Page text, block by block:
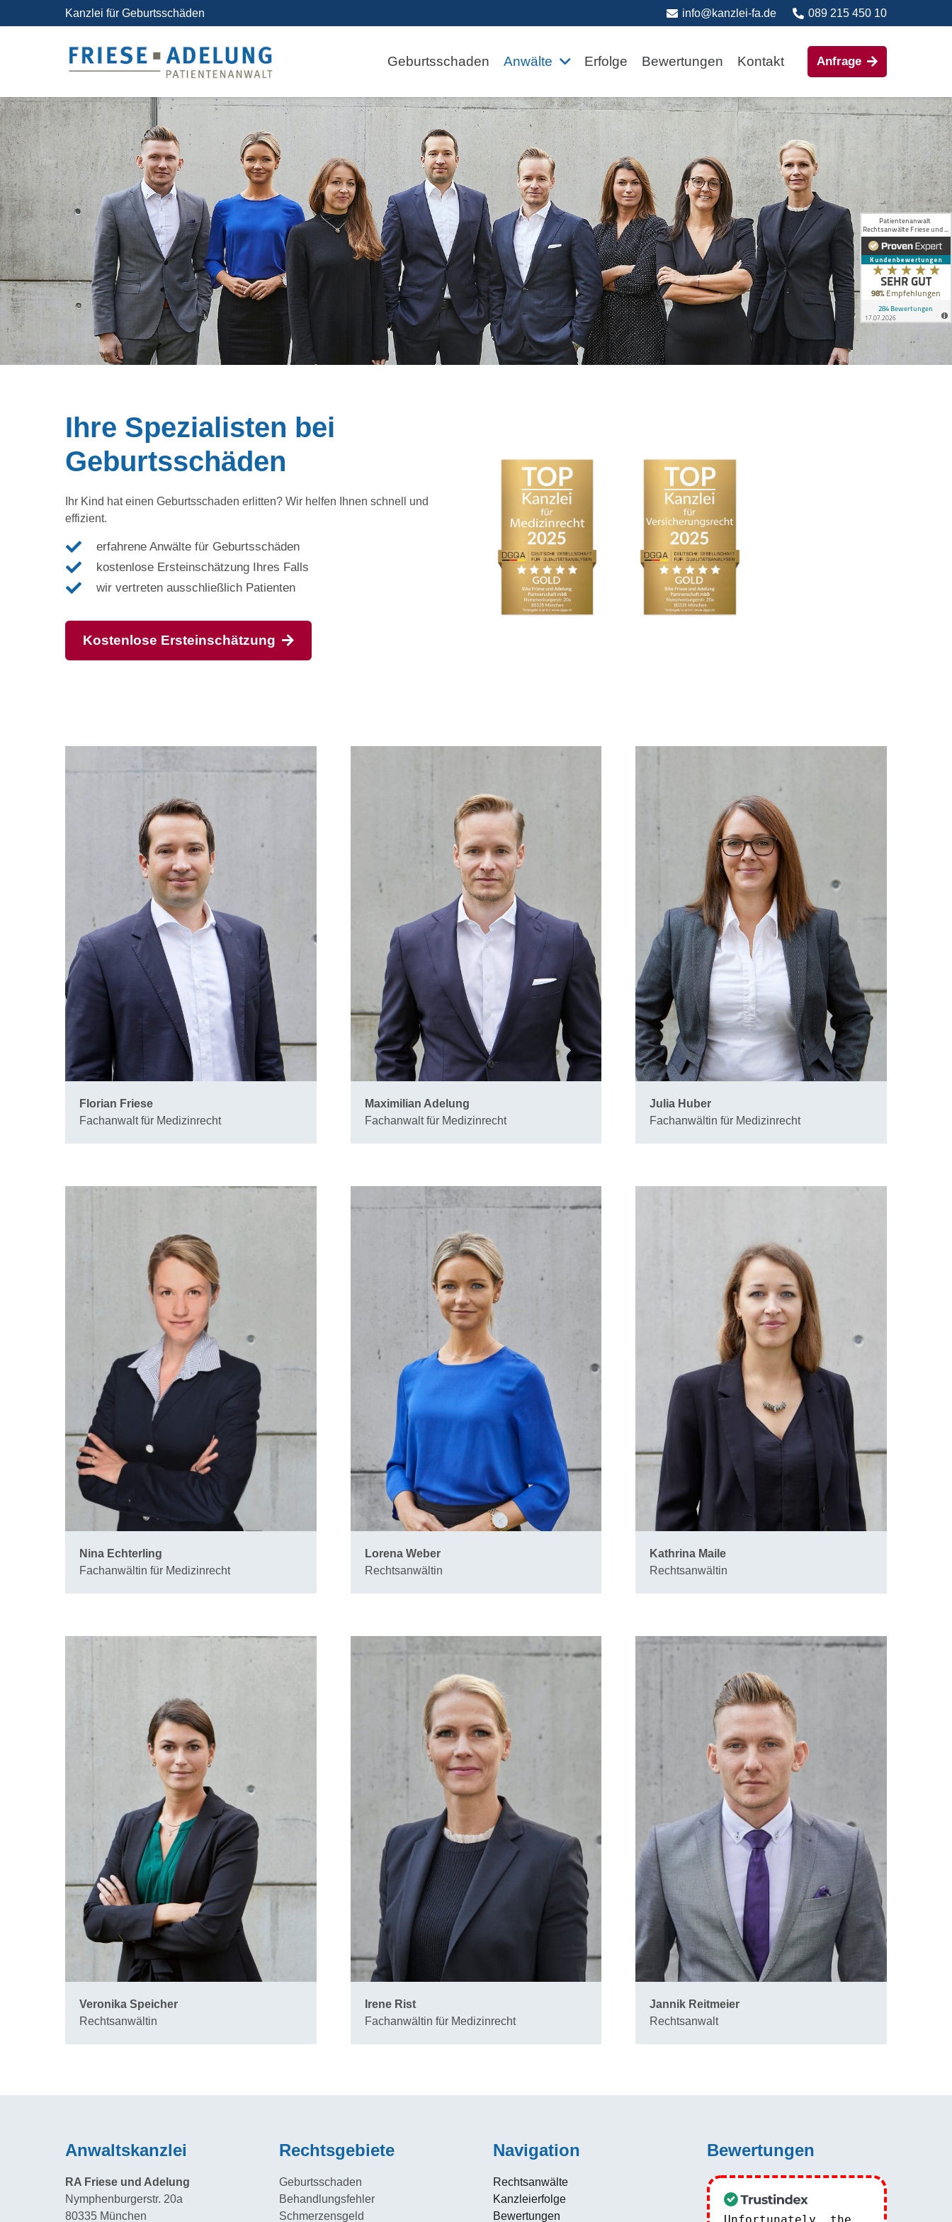
Kanzlei für Geburtsschäden info@kanzlei-fa.de 089 215 450 10
Geburtsschaden Anwälte Erfolge Bewertungen Kontakt Anfrage
Ihre Spezialisten bei
Geburtsschäden
Ihr Kind hat einen Geburtsschaden erlitten? Wir helfen Ihnen schnell und
effizient.
erfahrene Anwälte für Geburtsschäden
kostenlose Ersteinschätzung Ihres Falls
wir vertreten ausschließlich Patienten
Kostenlose Ersteinschätzung
Florian Friese
Fachanwalt für Medizinrecht
Maximilian Adelung
Fachanwalt für Medizinrecht
Julia Huber
Fachanwältin für Medizinrecht
Nina Echterling
Fachanwältin für Medizinrecht
Lorena Weber
Rechtsanwältin
Kathrina Maile
Rechtsanwältin
Veronika Speicher
Rechtsanwältin
Irene Rist
Fachanwältin für Medizinrecht
Jannik Reitmeier
Rechtsanwalt
Anwaltskanzlei
RA Friese und Adelung
Nymphenburgerstr. 20a
80335 München
Rechtsgebiete
Geburtsschaden
Behandlungsfehler
Schmerzensgeld
Navigation
Rechtsanwälte
Kanzleierfolge
Bewertungen
Bewertungen